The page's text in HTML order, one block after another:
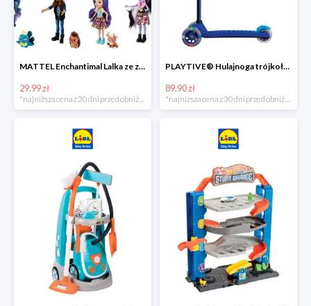
MATTEL Enchantimal Lalka ze zwierzątkiem
29.99 zł
*najniższa cena z 30 dni przed obniżką
PLAYTIVE® Hulajnoga trójkołowa Tri Scooter z diodami LED
89.90 zł
*najniższa cena z 30 dni przed obniżką